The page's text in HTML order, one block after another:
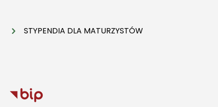
STYPENDIA DLA MATURZYSTÓW